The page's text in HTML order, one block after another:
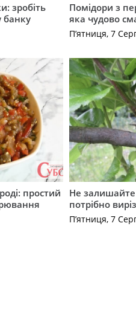
зробіть
Помідори з
яка чудово
П’ятниця, 7
простий
Не
потрібно
П’ятниця, 7